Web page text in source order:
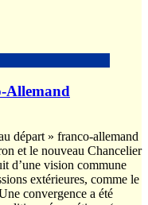
Allemand
départ » franco-allemand
et le nouveau Chancelier
d’une vision commune
extérieures, comme le
convergence a été